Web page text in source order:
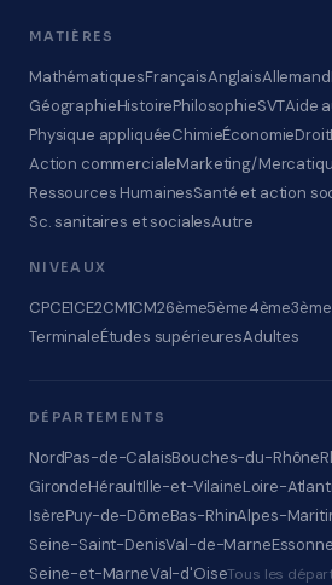
MATIÈRES
MathématiquesFrançaisAnglaisAllemand
GéographieHistoirePhilosophieSVTAide
Physique appliquéeChimieÉconomieDroit
Action commercialeMarketing/
Ressources HumainesSanté et action
Sc. sanitaires et socialesAutre
NIVEAUX
CPCE1CE2CM1CM26ème5ème4ème3ème
TerminaleÉtudes supérieuresAdultes
DÉPARTEMENTS
NordPas-de-CalaisBouches-du-Rhône
GirondeHéraultIlle-et-VilaineLoire-
IsèrePuy-de-DômeBas-RhinAlpes-
Seine-Saint-DenisVal-de-MarneEssonne
Seine-et-MarneVal-d'OiseTous les